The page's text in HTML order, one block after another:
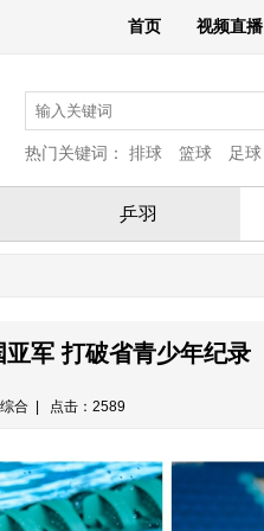
首页 视频直播
热门关键词： 排球 篮球 足球
乒羽
军 打破省青少年纪录
合 | 点击：2589